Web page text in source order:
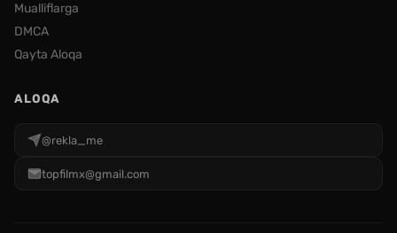
Mualliflarga
DMCA
Qayta Aloqa
ALOQA
@rekla_me
topfilmx@gmail.com